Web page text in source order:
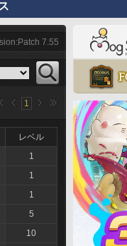
7.55
1
レベル
1
1
1
5
10